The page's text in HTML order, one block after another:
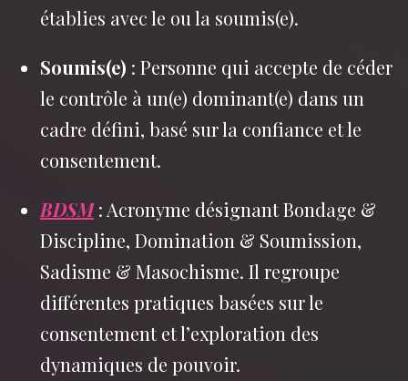
établies avec le ou la soumis(e).
Soumis(e) : Personne qui accepte de céder
le contrôle à un(e) dominant(e) dans un
cadre défini, basé sur la confiance et le
consentement.
BDSM: Acronyme désignant Bondage &
Discipline, Domination & Soumission,
Sadisme & Masochisme. Il regroupe
différentes pratiques basées sur le
consentement et l’exploration des
dynamiques de pouvoir.